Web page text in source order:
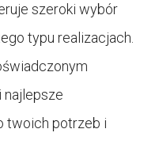
szeroki wybór
typu realizacjach.
najlepsze
twoich potrzeb i